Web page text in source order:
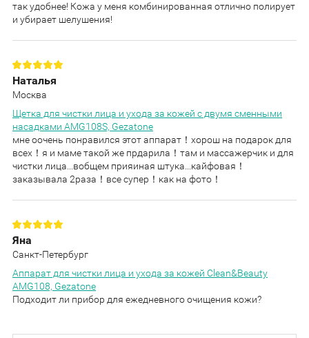
так удобнее! Кожа у меня комбинированная отлично полирует
и убирает шелушения!
Наталья
Москва
Щетка для чистки лица и ухода за кожей с двумя сменными
насадками AMG108S, Gezatone
мне оочень понравился этот аппарат！хорош на подарок для
всех！я и маме такой же прдарила！там и массажерчик и для
чистки лица...вобщем прияиная штука...кайфовая！
заказывала 2раза！все супер！как на фото！
Яна
Санкт-Петербург
Аппарат для чистки лица и ухода за кожей Clean&Beauty
AMG108, Gezatone
Подходит ли прибор для ежедневного очищения кожи?